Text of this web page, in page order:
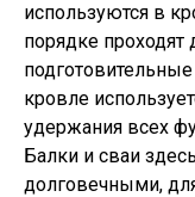
используются в
порядке проходят
кровле
удержания всех
Балки и сваи
долговечными,